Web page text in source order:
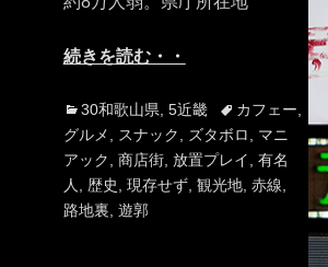
続きを読む・・
Categories
30和歌山県 5近畿 Tagsカフェー
グルメ
スナック ズタボロ
マニ
アック
商店街, 放置プレイ
有名
人
歴史 現存せず, 観光地, 赤線
路地裏 遊郭